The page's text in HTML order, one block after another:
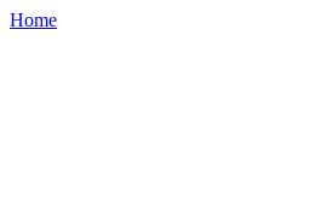
Home